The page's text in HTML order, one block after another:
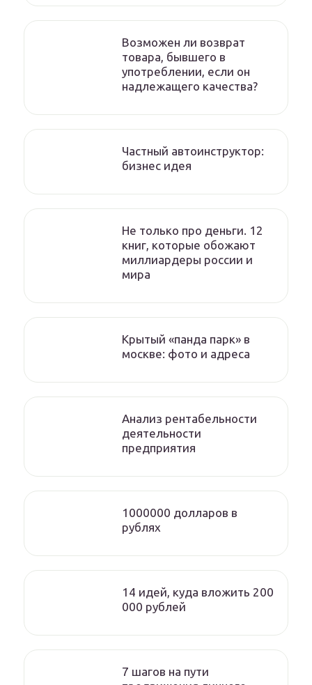
Возможен ли возврат
товара, бывшего в
употреблении, если он
надлежащего качества?
Частный автоинструктор:
бизнес идея
Не только про деньги. 12
книг, которые обожают
миллиардеры россии и
мира
Крытый «панда парк» в
москве: фото и адреса
Анализ рентабельности
деятельности
предприятия
1000000 долларов в
рублях
14 идей, куда вложить 200
000 рублей
7 шагов на пути